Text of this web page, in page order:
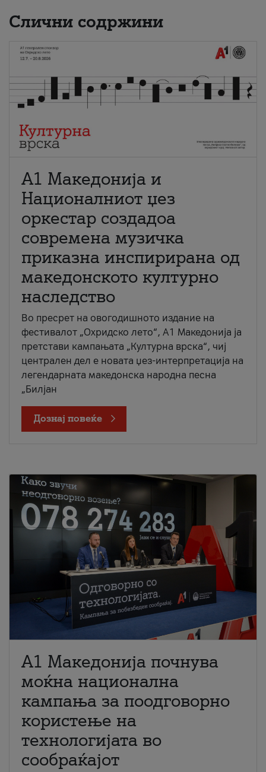
Слични содржини
А1 Македонија и
Националниот џез
оркестар создадоа
современа музичка
приказна инспирирана од
македонското културно
наследство
Во пресрет на овогодишното издание на
фестивалот „Охридско лето“, А1 Македонија ја
претстави кампањата „Културна врска“, чиј
централен дел е новата џез-интерпретација на
легендарната македонска народна песна
„Билјан
Дознај повеќе
A1 Македонија почнува
моќна национална
кампања за поодговорно
користење на
технологијата во
сообраќајот